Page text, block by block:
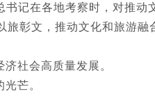
记在各地考察时，对推动
旅彰文，推动文化和旅游融
社会高质量发展。
芒。